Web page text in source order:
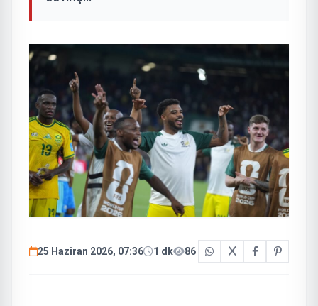
25 Haziran 2026, 07:36 1 dk 86